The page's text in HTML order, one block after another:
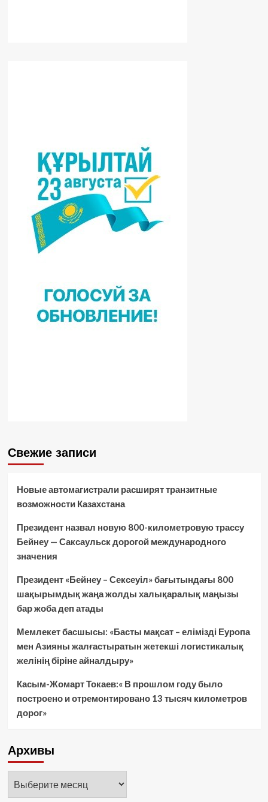
Свежие записи
Новые автомагистрали расширят транзитные
возможности Казахстана
Президент назвал новую 800-километровую трассу
Бейнеу — Саксаульск дорогой международного
значения
Президент «Бейнеу – Сексеуіл» бағытындағы 800
шақырымдық жаңа жолды халықаралық маңызы
бар жоба деп атады
Мемлекет басшысы: «Басты мақсат – елімізді Еуропа
мен Азияны жалғастыратын жетекші логистикалық
желінің біріне айналдыру»
Касым-Жомарт Токаев:« В прошлом году было
построено и отремонтировано 13 тысяч километров
дорог»
Архивы